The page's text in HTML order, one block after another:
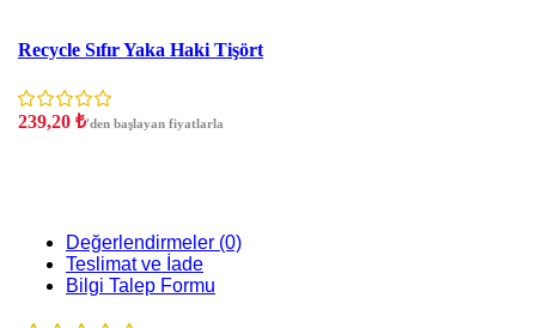
Recycle Sıfır Yaka Haki Tişört
239,20 ₺'den başlayan fiyatlarla
Değerlendirmeler (0)
Teslimat ve İade
Bilgi Talep Formu